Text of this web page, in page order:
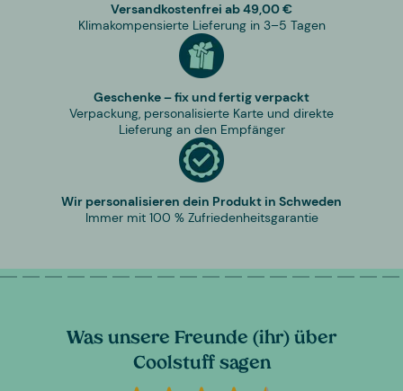
Versandkostenfrei ab 49,00 €
Klimakompensierte Lieferung in 3–5 Tagen
Geschenke – fix und fertig verpackt
Verpackung, personalisierte Karte und direkte
Lieferung an den Empfänger
Wir personalisieren dein Produkt in Schweden
Immer mit 100 % Zufriedenheitsgarantie
Was unsere Freunde (ihr) über
Coolstuff sagen